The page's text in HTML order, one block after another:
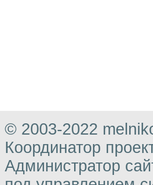
© 2003-2022
Координатор
Администратор